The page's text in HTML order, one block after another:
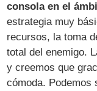
consola en el
estrategia muy
recursos, la toma
total del enemigo.
y creemos que
cómoda. Podemos